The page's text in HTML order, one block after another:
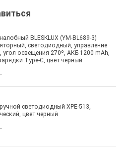
BLESKLUX (YM-BL689-3)
светодиодный, управление
угол освещения 270º, АКБ 1200 mAh,
Type-C, цвет черный
светодиодный XPE-513,
цвет черный